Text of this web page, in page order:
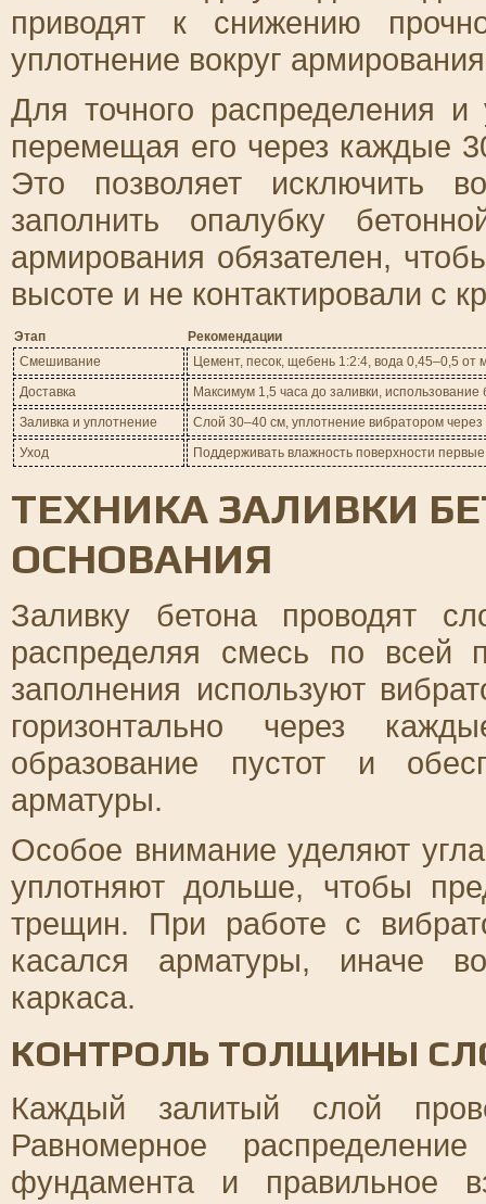
приводят к снижению
уплотнение вокруг
Для точного распределения и
перемещая его через каждые
Это позволяет исключить
заполнить опалубку
армирования обязателен,
высоте и не контактировали с
Этап
Рекомендации
Смешивание
Цемент, песок, щебень 1:2:4, вода 0,45–0,5
Доставка
Максимум 1,5 часа до заливки,
Заливка и уплотнение
Слой 30–40 см, уплотнение вибратором
Уход
Поддерживать влажность поверхности
ТЕХНИКА ЗАЛИВКИ
ОСНОВАНИЯ
Заливку бетона проводят
распределяя смесь по всей
заполнения используют
горизонтально через
образование пустот и
арматуры.
Особое внимание уделяют
уплотняют дольше, чтобы
трещин. При работе с
касался арматуры, иначе
каркаса.
КОНТРОЛЬ ТОЛЩИНЫ
Каждый залитый слой
Равномерное
фундамента и правильное